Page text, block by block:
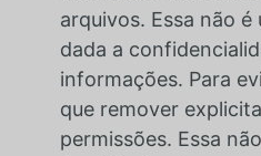
arquivos. Essa não é
dada a
informações. Para
que remover
permissões. Essa